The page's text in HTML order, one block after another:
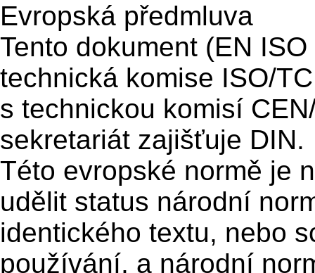
Evropská předmluva
Tento dokument (EN
technická komise ISO/
s technickou komisí
sekretariát zajišťuje DIN.
Této evropské normě je
udělit status národní
identického textu, nebo
používání, a národní